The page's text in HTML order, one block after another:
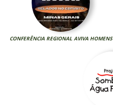
CONFERÊNCIA REGIONAL AVIVA HOMENS